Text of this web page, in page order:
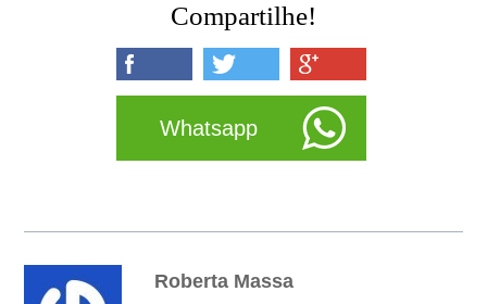
Compartilhe!
Whatsapp
Roberta Massa